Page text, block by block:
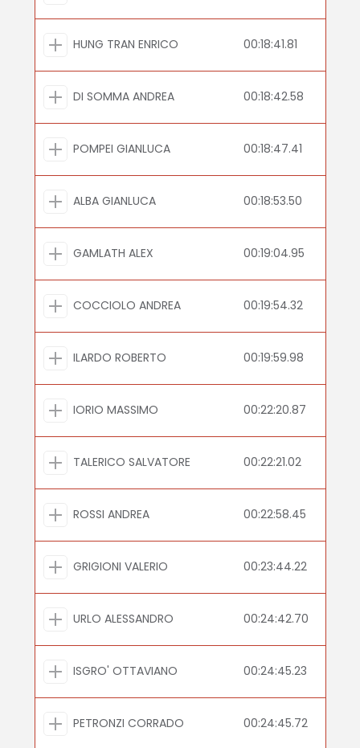
HUNG TRAN ENRICO 00:18:41.81
DI SOMMA ANDREA 00:18:42.58
POMPEI GIANLUCA 00:18:47.41
ALBA GIANLUCA 00:18:53.50
GAMLATH ALEX 00:19:04.95
COCCIOLO ANDREA 00:19:54.32
ILARDO ROBERTO 00:19:59.98
IORIO MASSIMO 00:22:20.87
TALERICO SALVATORE 00:22:21.02
ROSSI ANDREA 00:22:58.45
GRIGIONI VALERIO 00:23:44.22
URLO ALESSANDRO 00:24:42.70
ISGRO' OTTAVIANO 00:24:45.23
PETRONZI CORRADO 00:24:45.72